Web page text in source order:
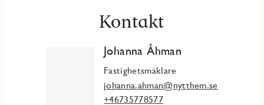
Kontakt
Johanna Åhman
Fastighetsmäklare
johanna.ahman@nytthem.se
+46735778577